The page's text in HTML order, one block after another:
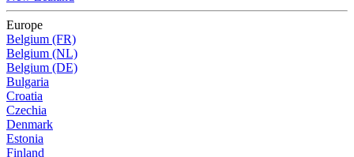
Europe
Belgium (FR)
Belgium (NL)
Belgium (DE)
Bulgaria
Croatia
Czechia
Denmark
Estonia
Finland